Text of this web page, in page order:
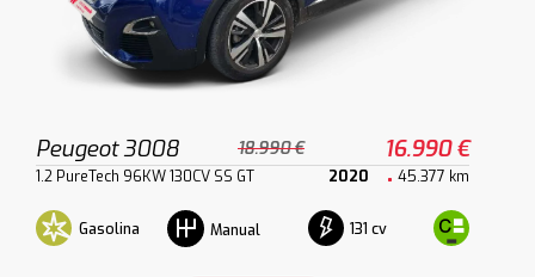
Peugeot 3008 18.990 € 16.990 €
1.2 PureTech 96KW 130CV SS GT 2020 45.377 km
Gasolina Manual 131 cv